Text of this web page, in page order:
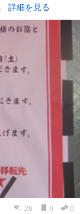
詳細を見る
26 0 0